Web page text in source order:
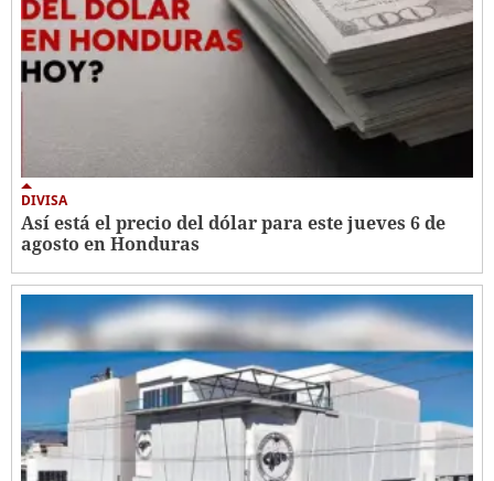
DIVISA
Así está el precio del dólar para este jueves 6 de
agosto en Honduras